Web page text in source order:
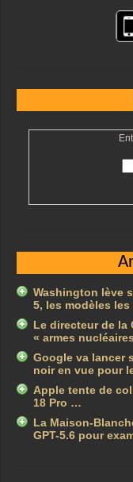
Washington lève
5, les modèles
Le directeur de la
« armes
Google va lancer
noir en vue pour
Apple tente de
18 Pro …
La Maison-
GPT-5.6 pour